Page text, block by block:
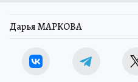
Дарья МАРКОВА